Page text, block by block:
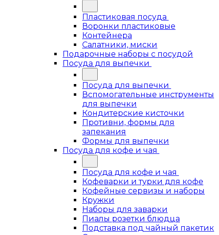
Пластиковая посуда
Воронки пластиковые
Контейнера
Салатники, миски
Подарочные наборы с посудой
Посуда для выпечки
Посуда для выпечки
Вспомогательные инструменты
для выпечки
Кондитерские кисточки
Противни, формы для
запекания
Формы для выпечки
Посуда для кофе и чая
Посуда для кофе и чая
Кофеварки и турки для кофе
Кофейные сервизы и наборы
Кружки
Наборы для заварки
Пиалы розетки блюдца
Подставка под чайный пакетик